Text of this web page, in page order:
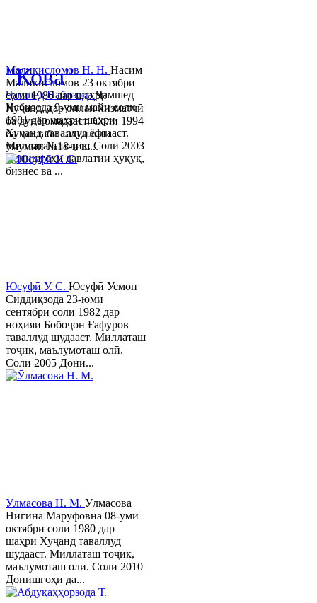
Ҷамшед НабизодаҶамшед
Набизода 9-уми майи соли
1981 дар шаҳри шаҳри
Хуҷанд таваллуд ёфтааст.
Миллаташ тоҷик. Соли 2003
Донишгоҳи давлатии ҳуқуқ,
бизнес ва ...
Маликисломов Н. Н. Насим
Маликисломов 23 октябри
соли 1986 дар шаҳри
Хуҷанд, дар оилаи хизматчӣ
ба дунё омадааст. Соли 1994
ба мактаби таҳсилоти
умумии №18-и ш...
Юсуфӣ У. C. Юсуфӣ Усмон
Сиддиқзода 23-юми
сентябри соли 1982 дар
ноҳияи Бобоҷон Ғафуров
таваллуд шудааст. Миллаташ
тоҷик, маълумоташ олӣ.
Соли 2005 Дони...
Ӯлмасова Н. М. Ӯлмасова
Нигина Маруфовна 08-уми
октябри соли 1980 дар
шаҳри Хуҷанд таваллуд
шудааст. Миллаташ тоҷик,
маълумоташ олӣ. Соли 2010
Донишгоҳи да...
"Кова"